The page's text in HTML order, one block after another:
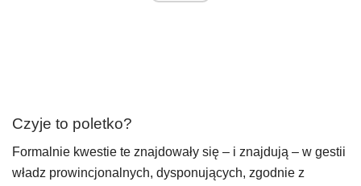
Czyje to poletko?
Formalnie kwestie te znajdowały się – i znajdują – w gestii
władz prowincjonalnych, dysponujących, zgodnie z